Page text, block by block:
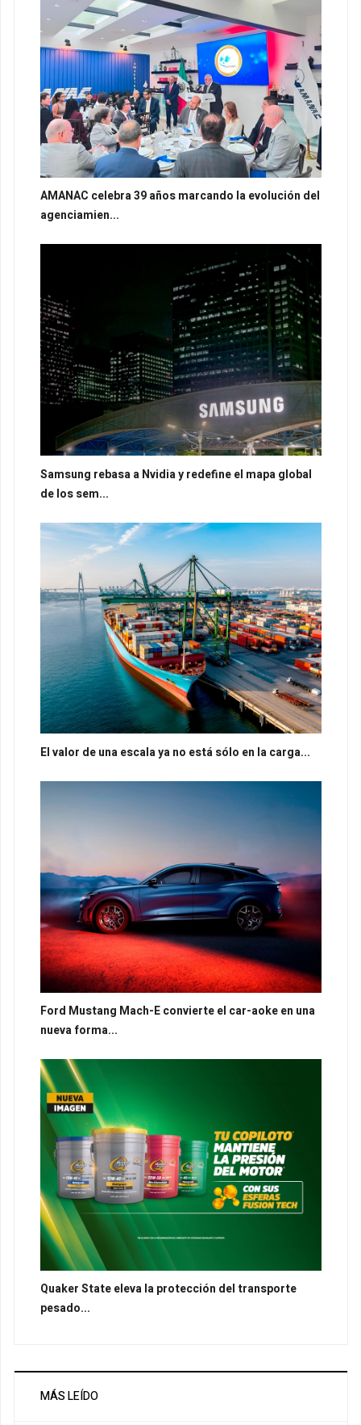
AMANAC celebra 39 años marcando la evolución del
agenciamien...
Samsung rebasa a Nvidia y redefine el mapa global
de los sem...
El valor de una escala ya no está sólo en la carga...
Ford Mustang Mach-E convierte el car-aoke en una
nueva forma...
Quaker State eleva la protección del transporte
pesado...
MÁS LEÍDO